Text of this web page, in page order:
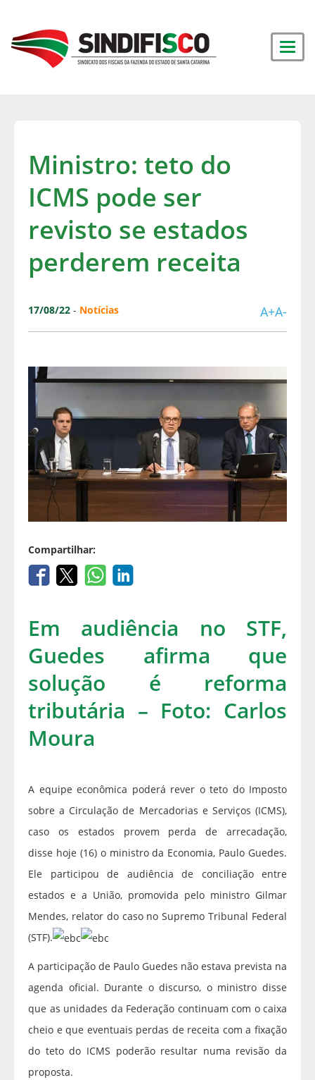
Ministro: teto do
ICMS pode ser
revisto se estados
perderem receita
17/08/22 - Notícias A+A-
Compartilhar:
Em audiência no STF,
Guedes afirma que
solução é reforma
tributária – Foto: Carlos
Moura
A equipe econômica poderá rever o teto do Imposto
sobre a Circulação de Mercadorias e Serviços (ICMS),
caso os estados provem perda de arrecadação,
disse hoje (16) o ministro da Economia, Paulo Guedes.
Ele participou de audiência de conciliação entre
estados e a União, promovida pelo ministro Gilmar
Mendes, relator do caso no Supremo Tribunal Federal
(STF).
A participação de Paulo Guedes não estava prevista na
agenda oficial. Durante o discurso, o ministro disse
que as unidades da Federação continuam com o caixa
cheio e que eventuais perdas de receita com a fixação
do teto do ICMS poderão resultar numa revisão da
proposta.